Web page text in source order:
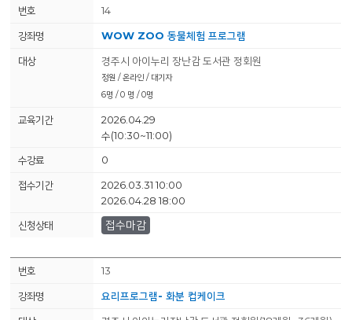
14
WOW ZOO 동물체험 프로그램
경주시 아이누리 장난감 도서관 정회원
정원 / 온라인 / 대기자
6명 / 0 명 / 0명
2026.04.29
수(10:30~11:00)
0
2026.03.31 10:00
2026.04.28 18:00
접수마감
13
요리프로그램- 화분 컵케이크